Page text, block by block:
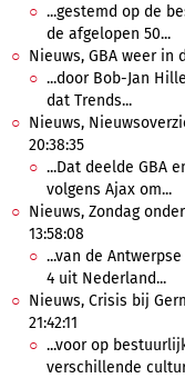
...gestemd op de
de afgelopen 50...
Nieuws, GBA weer in
...door Bob-Jan
dat Trends...
Nieuws,
20:38:35
...Dat deelde GBA
volgens Ajax om...
Nieuws, Zondag
13:58:08
...van de
4 uit Nederland...
Nieuws, Crisis bij
21:42:11
...voor op
verschillende